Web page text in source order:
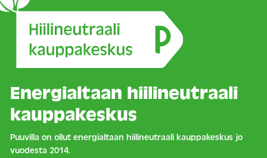
Energialtaan hiilineutraali
kauppakeskus
Puuvilla on ollut energialtaan hiilineutraali kauppakeskus jo
vuodesta 2014.